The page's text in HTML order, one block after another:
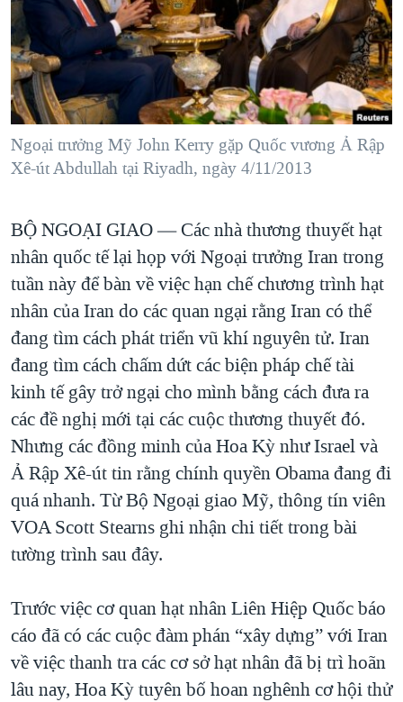
"Tìm"
NGƯỜI VIỆT HẢI NGOẠI
ĐỜI SỐNG
KINH TẾ
KHOA HỌC
SỨC KHOẺ
GIÁO DỤC
HÀNH TRÌNH BẦU CỬ 2024
MỘT NĂM CHIẾN TRANH TẠI DẢI GAZA
GIẢI MÃ VÀNH ĐAI & CON ĐƯỜNG
TRỊNH VĨNH BÌNH - NGƯỜI HẠ 'BÊN THẮNG CUỘC'
CHI PHÍ CHIẾN TRANH AFGHANISTAN
CÁC GIÁ TRỊ CỘNG HÒA Ở VIỆT NAM
THƯỢNG ĐỈNH TRUMP-KIM TẠI VIỆT NAM
TRỊNH VĨNH BÌNH VS. CHÍNH PHỦ VIỆT NAM
NGƯ DÂN VIỆT VÀ LÀN SÓNG TRỘM HẢI SÂM
BÊN KIA QUỐC LỘ: TIẾNG VỌNG TỪ NÔNG THÔN MỸ
QUAN HỆ VIỆT MỸ
VIDEO
NGHE
MẠNG XÃ HỘI
Ngôn ngữ khác
Ngoại trưởng Mỹ John Kerry gặp Quốc vương Ả Rập
Xê-út Abdullah tại Riyadh, ngày 4/11/2013
BỘ NGOẠI GIAO —Các nhà thương thuyết hạt
nhân quốc tế lại họp với Ngoại trưởng Iran trong
tuần này để bàn về việc hạn chế chương trình hạt
nhân của Iran do các quan ngại rằng Iran có thể
đang tìm cách phát triển vũ khí nguyên tử. Iran
đang tìm cách chấm dứt các biện pháp chế tài
kinh tế gây trở ngại cho mình bằng cách đưa ra
các đề nghị mới tại các cuộc thương thuyết đó.
Nhưng các đồng minh của Hoa Kỳ như Israel và
Ả Rập Xê-út tin rằng chính quyền Obama đang đi
quá nhanh. Từ Bộ Ngoại giao Mỹ, thông tín viên
VOA Scott Stearns ghi nhận chi tiết trong bài
tường trình sau đây.
Trước việc cơ quan hạt nhân Liên Hiệp Quốc báo
cáo đã có các cuộc đàm phán “xây dựng” với Iran
về việc thanh tra các cơ sở hạt nhân đã bị trì hoãn
lâu nay, Hoa Kỳ tuyên bố hoan nghênh cơ hội thử